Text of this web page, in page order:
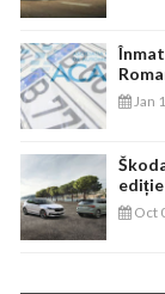
Jan
Oct